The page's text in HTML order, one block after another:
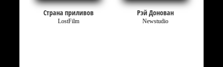
Страна приливов
LostFilm
Рэй Донован
Newstudio